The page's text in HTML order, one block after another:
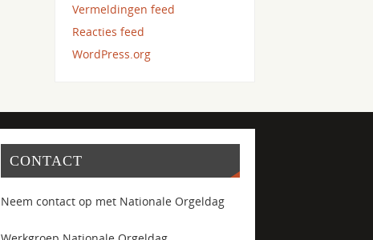
Vermeldingen feed
Reacties feed
WordPress.org
CONTACT
Neem contact op met Nationale Orgeldag